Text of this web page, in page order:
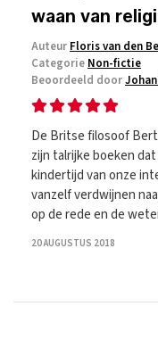
waan van
Auteur Floris van den
Categorie Non-fictie
Beoordeeld door
De Britse filosoof
zijn talrijke boeken
kindertijd van onze
vanzelf verdwijnen
op de rede en de
20 AUGUSTUS 2018